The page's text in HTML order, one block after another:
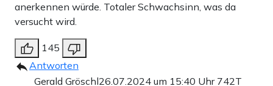
anerkennen würde. Totaler Schwachsinn, was da
versucht wird.
145
Antworten
Gerald Gröschl26.07.2024 um 15:40 Uhr 742T